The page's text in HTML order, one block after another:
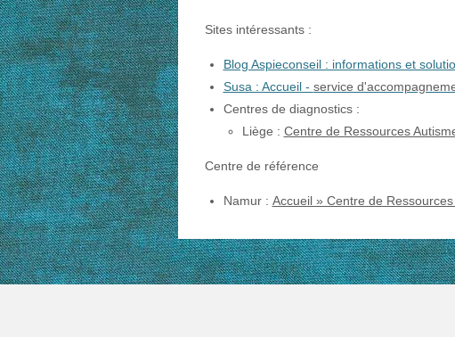
Sites intéressants :
Blog Aspieconseil : informations et
Susa : Accueil - service
Centres de diagnostics :
Liège : Centre de Ressources
Centre de référence
Namur : Accueil » Centre de